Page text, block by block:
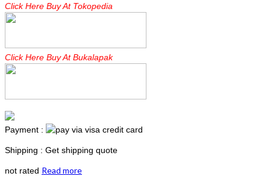
Click Here Buy At Tokopedia
Click Here Buy At Bukalapak
Payment :
Shipping : Get shipping quote
not rated Read more